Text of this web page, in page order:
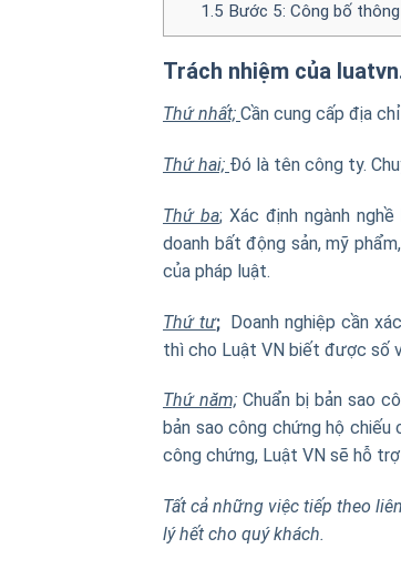
1.5 Bước 5: Công bố
Trách nhiệm của
Thứ nhất; Cần cung cấp địa
Thứ hai; Đó là tên công ty.
Thứ ba;Xác định ngành
doanh bất động sản, mỹ
của pháp luật.
Thứ tư; Doanh nghiệp cần
thì cho Luật VN biết được số
Thứ năm;Chuẩn bị bản sao
bản sao công chứng hộ
công chứng, Luật VN sẽ hỗ trợ
Tất cả những việc tiếp theo
lý hết cho quý khách.